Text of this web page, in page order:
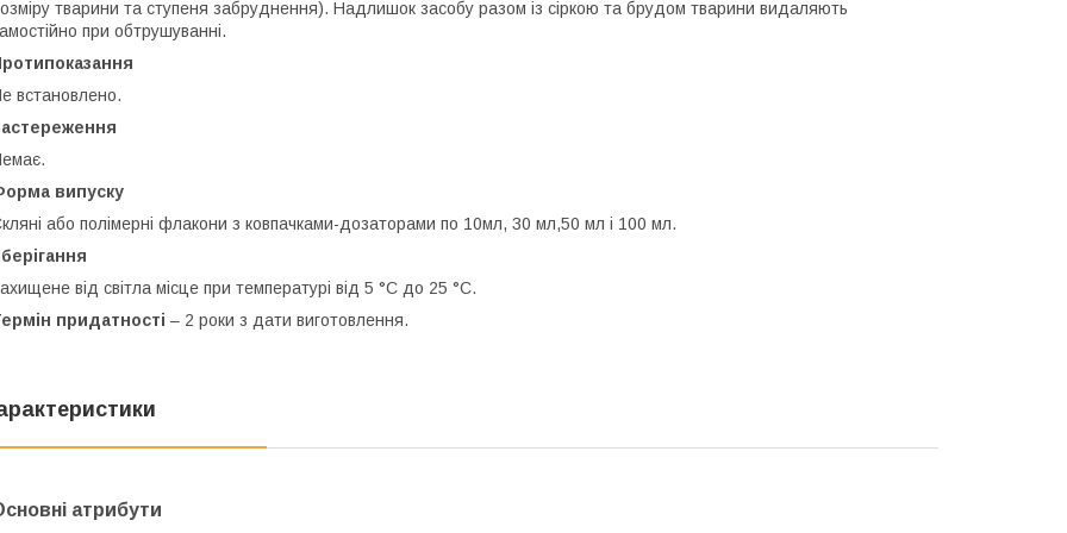
тварини та ступеня забруднення). Надлишок засобу разом із сіркою та брудом тварини видаляють
при обтрушуванні.
встановлено.
випуску
або полімерні флакони з ковпачками-дозаторами по 10мл, 30 мл,50 мл і 100 мл.
від світла місце при температурі від 5 °С до 25 °С.
придатності – 2 роки з дати виготовлення.
атрибути